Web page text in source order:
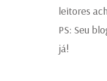
leitores
PS: Seu
já!